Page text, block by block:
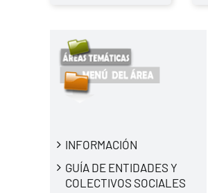
INFORMACIÓN
GUÍA DE ENTIDADES Y
COLECTIVOS SOCIALES